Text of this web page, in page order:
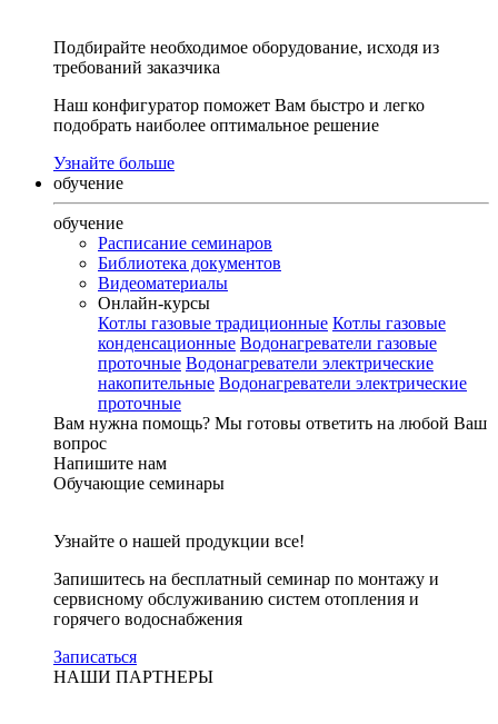
Подбирайте необходимое оборудование, исходя из
требований заказчика
Наш конфигуратор поможет Вам быстро и легко
подобрать наиболее оптимальное решение
Узнайте больше
обучение
обучение
Расписание семинаров
Библиотека документов
Видеоматериалы
Онлайн-курсы
Котлы газовые традиционные Котлы газовые
конденсационные Водонагреватели газовые
проточные Водонагреватели электрические
накопительные Водонагреватели электрические
проточные
Вам нужна помощь? Мы готовы ответить на любой Ваш
вопрос
Напишите нам
Обучающие семинары
Узнайте о нашей продукции все!
Запишитесь на бесплатный семинар по монтажу и
сервисному обслуживанию систем отопления и
горячего водоснабжения
Записаться
НАШИ ПАРТНЕРЫ